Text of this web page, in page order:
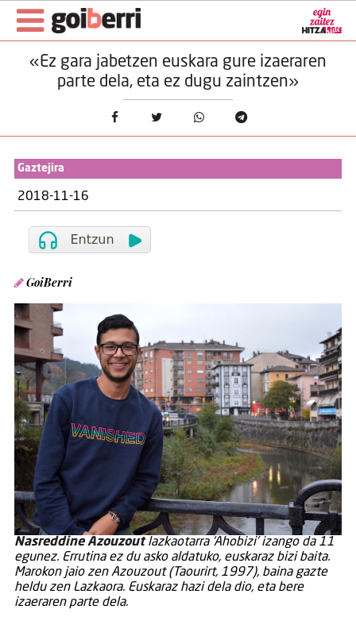
«Ez gara jabetzen euskara gure izaeraren
parte dela, eta ez dugu zaintzen»
Gaztejira
2018-11-16
GoiBerri
Nasreddine Azouzoutlazkaotarra ‘Ahobizi’ izango da 11
egunez. Errutina ez du asko aldatuko, euskaraz bizi baita.
Marokon jaio zen Azouzout (Taourirt, 1997), baina gazte
heldu zen Lazkaora. Euskaraz hazi dela dio, eta bere
izaeraren parte dela.